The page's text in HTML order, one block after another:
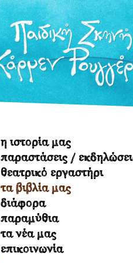
η ιστορία μας
παραστάσεις /
θεατρικό εργαστήρι
τα βιβλία μας
διάφορα
παραμύθια
τα νέα μας
επικοινωνία